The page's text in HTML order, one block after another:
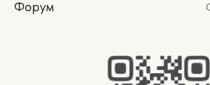
Форум